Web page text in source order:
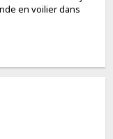
en voilier dans